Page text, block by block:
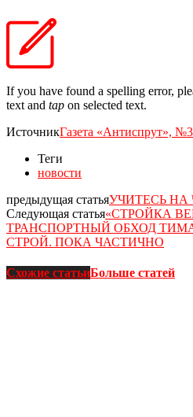
If you have found a spelling error,
text and tap on selected text.
ИсточникГазета «Антиспрут»,
Теги
новости
предыдущая статьяУЧИТЕСЬ
Следующая статья«СТРОЙКА
ТРАНСПОРТНЫЙ ОБХОД
СТРОЙ. ПОКА ЧАСТИЧНО
Схожие статьиБольше статей